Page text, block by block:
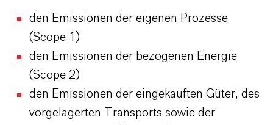
den Emissionen der eigenen Prozesse
(Scope 1)
den Emissionen der bezogenen Energie
(Scope 2)
den Emissionen der eingekauften Güter, des
vorgelagerten Transports sowie der